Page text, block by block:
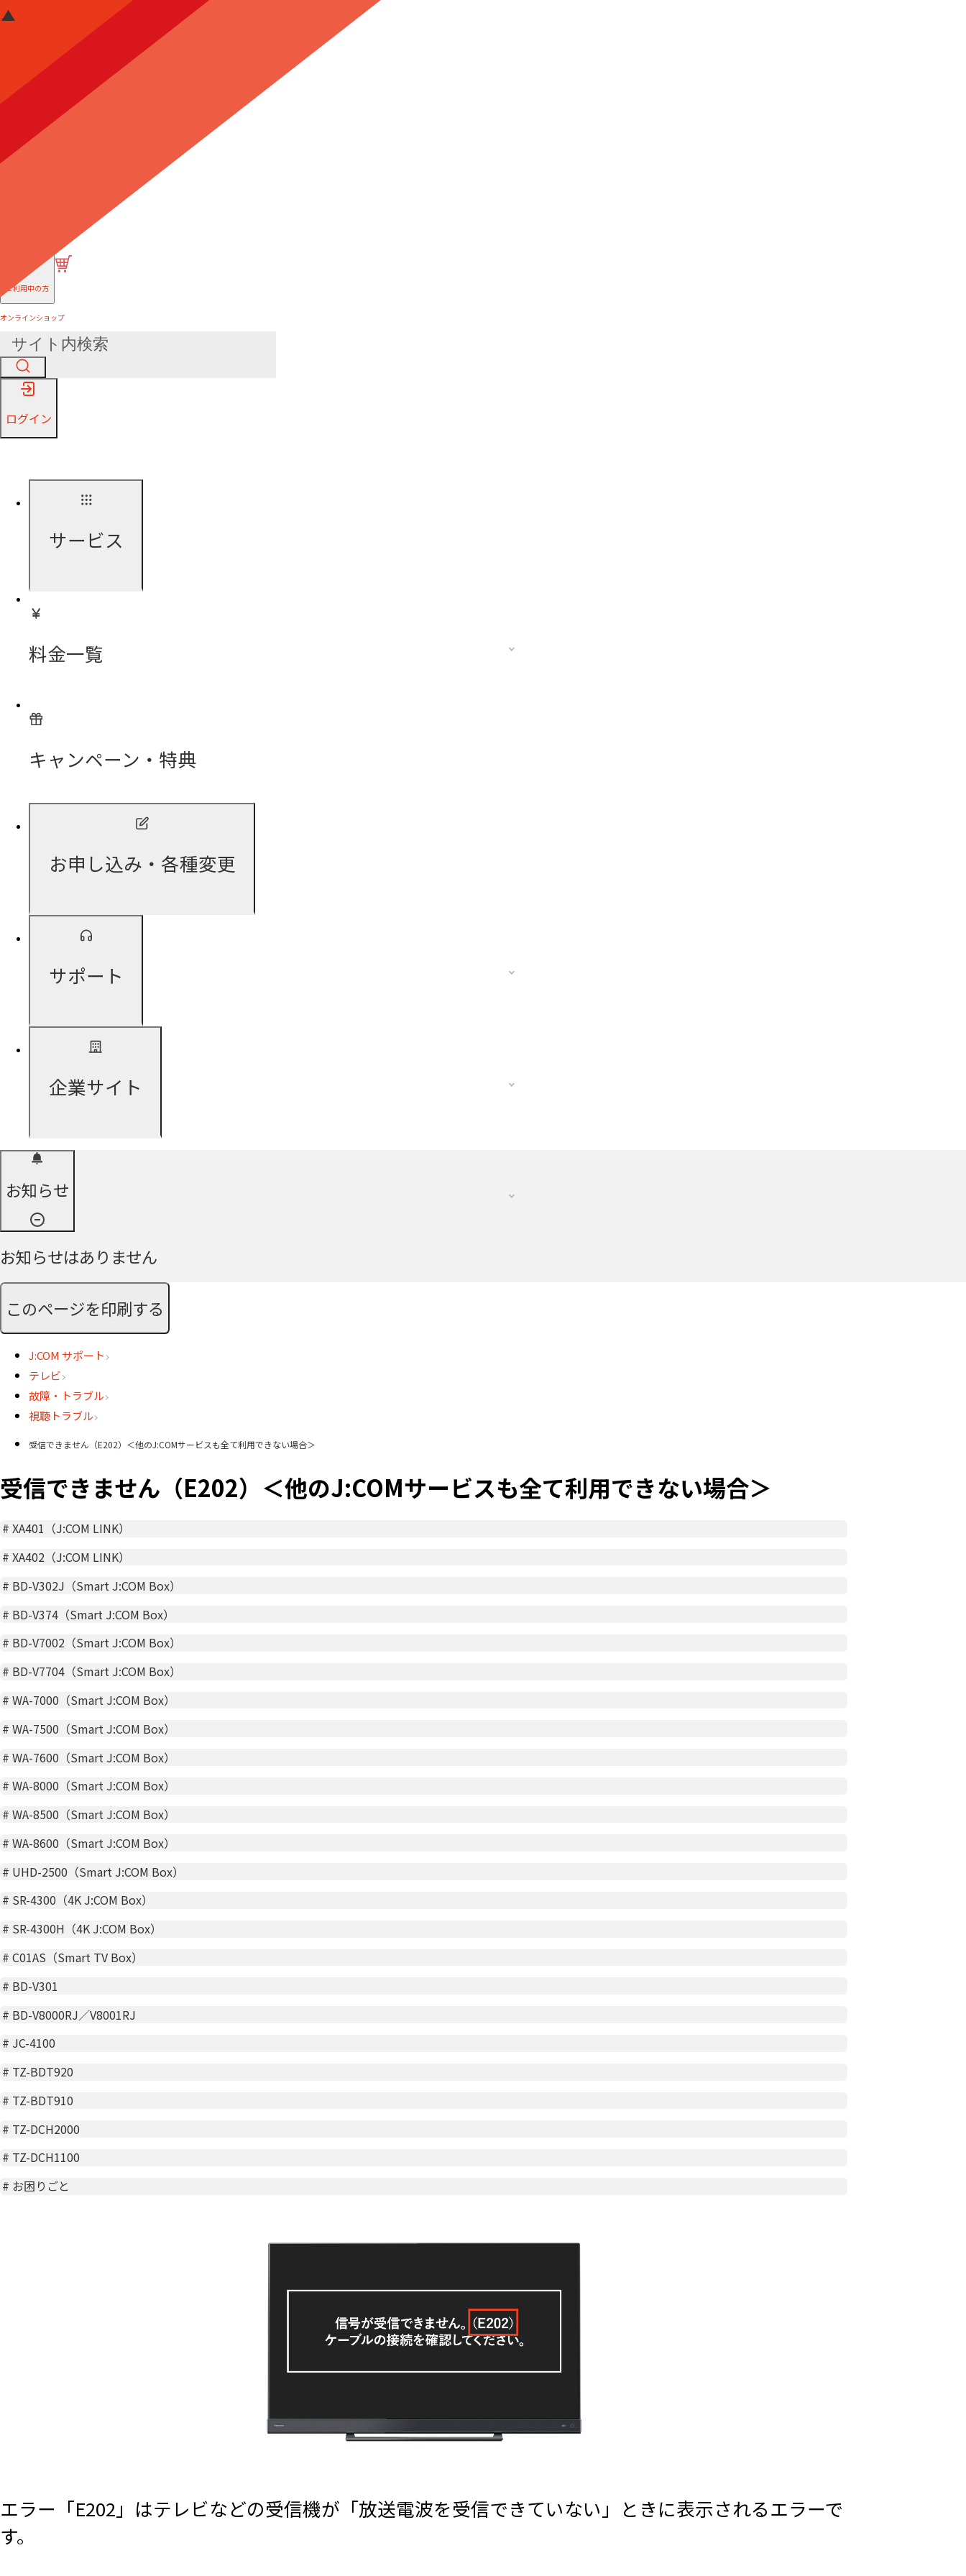
ご利用中の方
オンラインショップ
ログイン
サービス
料金一覧
キャンペーン・特典
お申し込み・各種変更
サポート
企業サイト
お知らせ
お知らせはありません
このページを印刷する
J:COM サポート
テレビ
故障・トラブル
視聴トラブル
受信できません（E202）＜他のJ:COMサービスも全て利用できない場合＞
受信できません（E202）＜他のJ:COMサービスも全て利用できない場合＞
#XA401（J:COM LINK）
#XA402（J:COM LINK）
# BD-V302J（Smart J:COM Box）
# BD-V374（Smart J:COM Box）
# BD-V7002（Smart J:COM Box）
# BD-V7704（Smart J:COM Box）
#WA-7000（Smart J:COM Box）
#WA-7500（Smart J:COM Box）
#WA-7600（Smart J:COM Box）
#WA-8000（Smart J:COM Box）
#WA-8500（Smart J:COM Box）
#WA-8600（Smart J:COM Box）
# UHD-2500（Smart J:COM Box）
# SR-4300（4K J:COM Box）
# SR-4300H（4K J:COM Box）
#C01AS（Smart TV Box）
# BD-V301
# BD-V8000RJ／V8001RJ
# JC-4100
# TZ-BDT920
# TZ-BDT910
# TZ-DCH2000
# TZ-DCH1100
# お困りごと
エラー「E202」はテレビなどの受信機が「放送電波を受信できていない」ときに表示されるエラーで
す。